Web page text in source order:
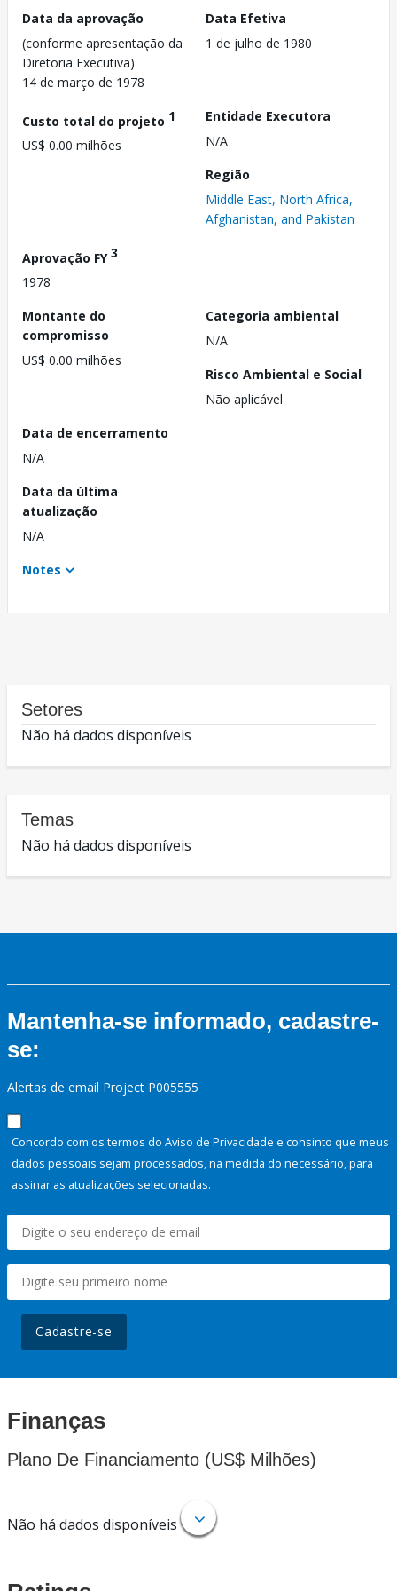
Data da aprovação
(conforme apresentação da
Diretoria Executiva)
14 de março de 1978
Data Efetiva
1 de julho de 1980
Custo total do projeto 1
US$ 0.00 milhões
Entidade Executora
N/A
Região
Middle East, North Africa,
Afghanistan, and Pakistan
Aprovação FY3
1978
Montante do
compromisso
US$ 0.00 milhões
Categoria ambiental
N/A
Risco Ambiental e Social
Não aplicável
Data de encerramento
N/A
Data da última
atualização
N/A
Notes
Setores
Não há dados disponíveis
Temas
Não há dados disponíveis
Mantenha-se informado, cadastre-
se:
Alertas de email Project P005555
Concordo com os termos do Aviso de Privacidade e consinto que meus
dados pessoais sejam processados, na medida do necessário, para
assinar as atualizações selecionadas.
Cadastre-se
Finanças
Plano De Financiamento (US$ Milhões)
Não há dados disponíveis